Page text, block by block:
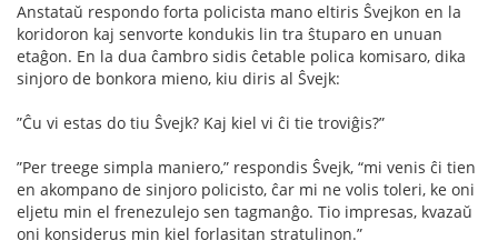
Anstataŭ respondo forta policista mano eltiris Ŝvejkon en la
koridoron kaj senvorte kondukis lin tra ŝtuparo en unuan
etaĝon. En la dua ĉambro sidis ĉetable polica komisaro, dika
sinjoro de bonkora mieno, kiu diris al Ŝvejk:
”Ĉu vi estas do tiu Ŝvejk? Kaj kiel vi ĉi tie troviĝis?”
”Per treege simpla maniero,” respondis Ŝvejk, “mi venis ĉi tien
en akompano de sinjoro policisto, ĉar mi ne volis toleri, ke oni
eljetu min el frenezulejo sen tagmanĝo. Tio impresas, kvazaŭ
oni konsiderus min kiel forlasitan stratulinon.”